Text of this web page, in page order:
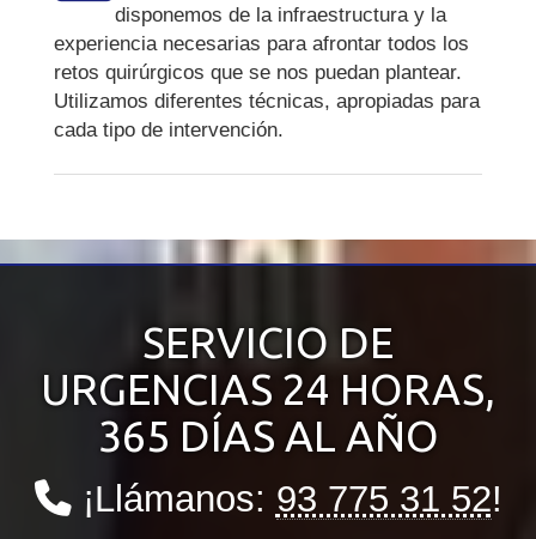
disponemos de la infraestructura y la
experiencia necesarias para afrontar todos los
retos quirúrgicos que se nos puedan plantear.
Utilizamos diferentes técnicas, apropiadas para
cada tipo de intervención.
SERVICIO DE
URGENCIAS 24 HORAS,
365 DÍAS AL AÑO
¡Llámanos: 93 775 31 52!